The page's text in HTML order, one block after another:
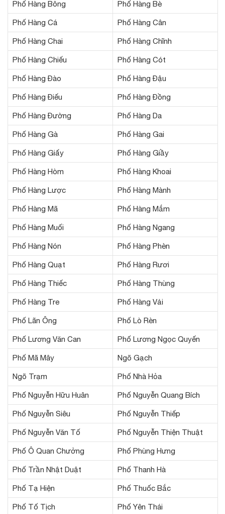
Phố Hàng Bông Phố Hàng Bè
Phố Hàng Cá Phố Hàng Cân
Phố Hàng Chai Phố Hàng Chĩnh
Phố Hàng Chiếu Phố Hàng Cót
Phố Hàng Đào Phố Hàng Đậu
Phố Hàng Điếu Phố Hàng Đồng
Phố Hàng Đường Phố Hàng Da
Phố Hàng Gà Phố Hàng Gai
Phố Hàng Giấy Phố Hàng Giầy
Phố Hàng Hòm Phố Hàng Khoai
Phố Hàng Lược Phố Hàng Mành
Phố Hàng Mã Phố Hàng Mắm
Phố Hàng Muối Phố Hàng Ngang
Phố Hàng Nón Phố Hàng Phèn
Phố Hàng Quạt Phố Hàng Rươi
Phố Hàng Thiếc Phố Hàng Thùng
Phố Hàng Tre Phố Hàng Vải
Phố Lãn Ông Phố Lò Rèn
Phố Lương Văn Can Phố Lương Ngọc Quyến
Phố Mã Mây Ngõ Gạch
Ngõ Trạm Phố Nhà Hỏa
Phố Nguyễn Hữu Huân Phố Nguyễn Quang Bích
Phố Nguyễn Siêu Phố Nguyễn Thiếp
Phố Nguyễn Văn Tố Phố Nguyễn Thiện Thuật
Phố Ô Quan Chưởng Phố Phùng Hưng
Phố Trần Nhật Duật Phố Thanh Hà
Phố Tạ Hiện Phố Thuốc Bắc
Phố Tố Tịch Phố Yên Thái